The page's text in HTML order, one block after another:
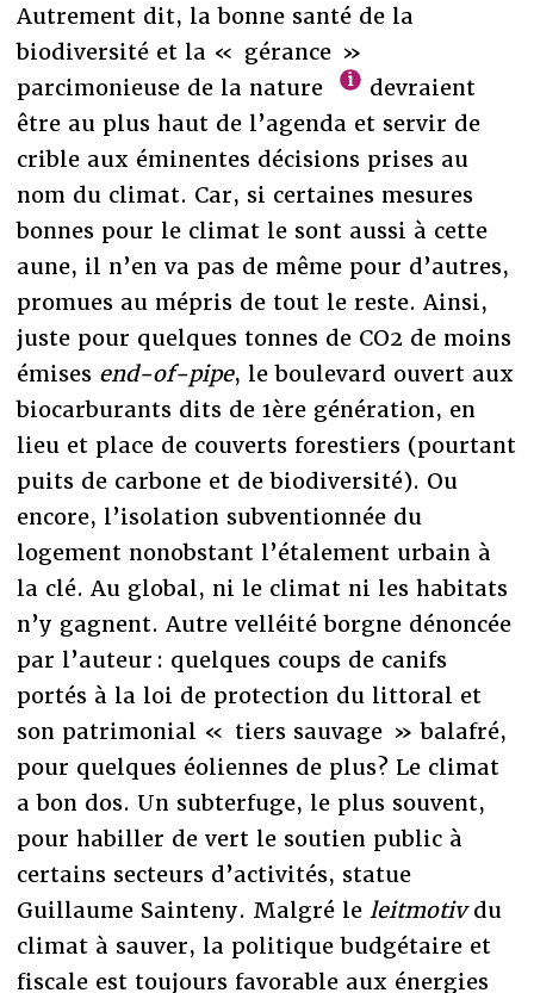
Autrement dit, la bonne santé de la
biodiversité et la « gérance »
parcimonieuse de la nature
devraient
être au plus haut de l’agenda et servir de
crible aux éminentes décisions prises au
nom du climat. Car, si certaines mesures
bonnes pour le climat le sont aussi à cette
aune, il n’en va pas de même pour d’autres,
promues au mépris de tout le reste. Ainsi,
juste pour quelques tonnes de CO2 de moins
émises end-of-pipe, le boulevard ouvert aux
biocarburants dits de 1ère génération, en
lieu et place de couverts forestiers (pourtant
puits de carbone et de biodiversité). Ou
encore, l’isolation subventionnée du
logement nonobstant l’étalement urbain à
la clé. Au global, ni le climat ni les habitats
n’y gagnent. Autre velléité borgne dénoncée
par l’auteur : quelques coups de canifs
portés à la loi de protection du littoral et
son patrimonial « tiers sauvage » balafré,
pour quelques éoliennes de plus? Le climat
a bon dos. Un subterfuge, le plus souvent,
pour habiller de vert le soutien public à
certains secteurs d’activités, statue
Guillaume Sainteny. Malgré le leitmotivdu
climat à sauver, la politique budgétaire et
fiscale est toujours favorable aux énergies